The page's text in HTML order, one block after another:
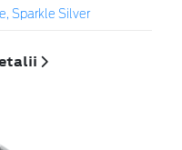
Sparkle Silver